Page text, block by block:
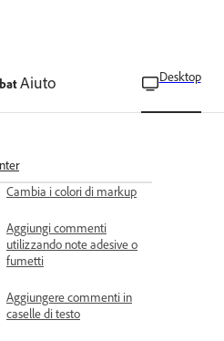
Aiuto Desktop
Aggiungere commenti al
selezionate
Cambia i colori di markup
Aggiungi commenti
utilizzando note adesive o
fumetti
Aggiungere commenti in
caselle di testo